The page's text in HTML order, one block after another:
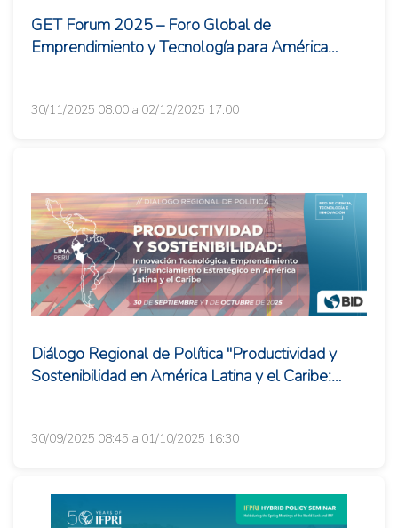
GET Forum 2025 – Foro Global de
Emprendimiento y Tecnología para América
30/11/2025 08:00 a 02/12/2025 17:00
Diálogo Regional de Política "Productividad y
Sostenibilidad en América Latina y el Caribe:
30/09/2025 08:45 a 01/10/2025 16:30